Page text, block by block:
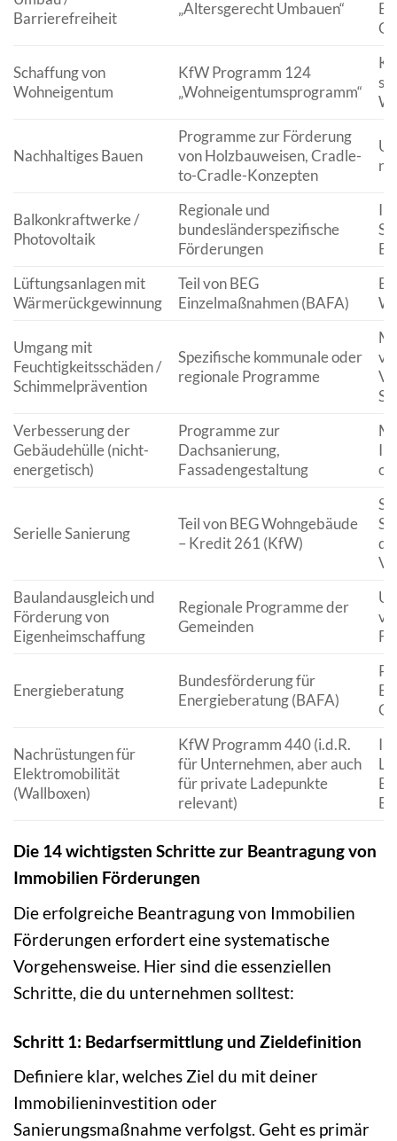
Barrierefreiheit
„Altersgerecht Umbauen“
Schaffung von
Wohneigentum
KfW Programm 124
„Wohneigentumsprogramm“
Nachhaltiges Bauen
Programme zur Förderung
von Holzbauweisen, Cradle-
to-Cradle-Konzepten
Balkonkraftwerke /
Photovoltaik
Regionale und
bundesländerspezifische
Förderungen
Lüftungsanlagen mit
Wärmerückgewinnung
Teil von BEG
Einzelmaßnahmen (BAFA)
Umgang mit
Feuchtigkeitsschäden /
Schimmelprävention
Spezifische kommunale oder
regionale Programme
Verbesserung der
Gebäudehülle (nicht-
energetisch)
Programme zur
Dachsanierung,
Fassadengestaltung
Serielle Sanierung
Teil von BEG Wohngebäude
– Kredit 261 (KfW)
Baulandausgleich und
Förderung von
Eigenheimschaffung
Regionale Programme der
Gemeinden
Energieberatung
Bundesförderung für
Energieberatung (BAFA)
Nachrüstungen für
Elektromobilität
(Wallboxen)
KfW Programm 440 (i.d.R.
für Unternehmen, aber auch
für private Ladepunkte
relevant)
Die 14 wichtigsten Schritte zur Beantragung von
Immobilien Förderungen
Die erfolgreiche Beantragung von Immobilien
Förderungen erfordert eine systematische
Vorgehensweise. Hier sind die essenziellen
Schritte, die du unternehmen solltest:
Schritt 1: Bedarfsermittlung und Zieldefinition
Definiere klar, welches Ziel du mit deiner
Immobilieninvestition oder
Sanierungsmaßnahme verfolgst. Geht es primär